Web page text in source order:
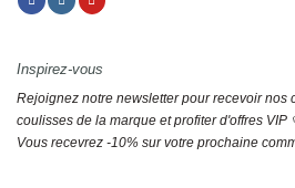
Inspirez-vous
Rejoignez notre newsletter pour recevoir nos
coulisses de la marque et profiter d'offres VIP
Vous recevrez -10% sur votre prochaine